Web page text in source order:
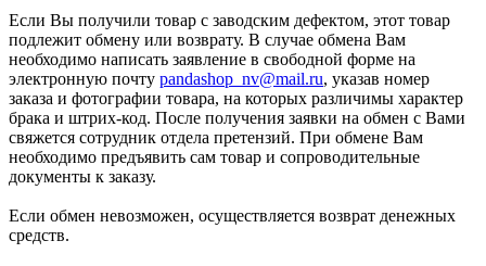
Если Вы получили товар с заводским дефектом, этот товар
подлежит обмену или возврату. В случае обмена Вам
необходимо написать заявление в свободной форме на
электронную почту pandashop_nv@mail.ru, указав номер
заказа и фотографии товара, на которых различимы характер
брака и штрих-код. После получения заявки на обмен с Вами
свяжется сотрудник отдела претензий. При обмене Вам
необходимо предъявить сам товар и сопроводительные
документы к заказу.
Если обмен невозможен, осуществляется возврат денежных
средств.